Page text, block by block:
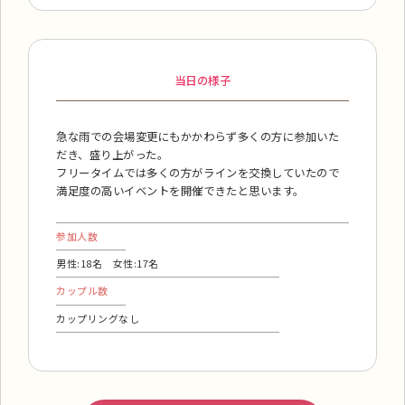
当日の様子
急な雨での会場変更にもかかわらず多くの方に参加いた
だき、盛り上がった。
フリータイムでは多くの方がラインを交換していたので
満足度の高いイベントを開催できたと思います。
参加人数
男性:18名 女性:17名
カップル数
カップリングなし